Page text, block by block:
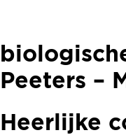
Heerlijke
Peeters –
Heerlijke